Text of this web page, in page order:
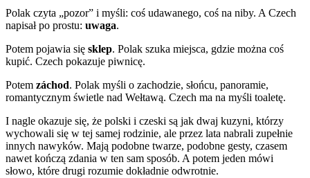
Polak czyta „pozor” i myśli: coś udawanego, coś na niby. A Czech
napisał po prostu: uwaga.
Potem pojawia się sklep. Polak szuka miejsca, gdzie można coś
kupić. Czech pokazuje piwnicę.
Potem záchod. Polak myśli o zachodzie, słońcu, panoramie,
romantycznym świetle nad Wełtawą. Czech ma na myśli toaletę.
I nagle okazuje się, że polski i czeski są jak dwaj kuzyni, którzy
wychowali się w tej samej rodzinie, ale przez lata nabrali zupełnie
innych nawyków. Mają podobne twarze, podobne gesty, czasem
nawet kończą zdania w ten sam sposób. A potem jeden mówi
słowo, które drugi rozumie dokładnie odwrotnie.